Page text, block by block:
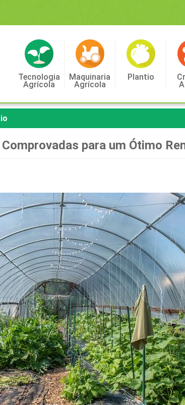
Tecnologia
Agrícola
Maquinaria
Agrícola
Plantio
para um Ótimo